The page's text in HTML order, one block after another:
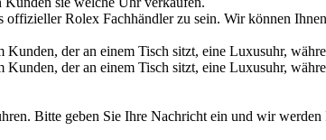
offiziellerRolex Fachhändler zu sein. Wir können
Bitte geben Sie Ihre Nachricht ein und wir werden